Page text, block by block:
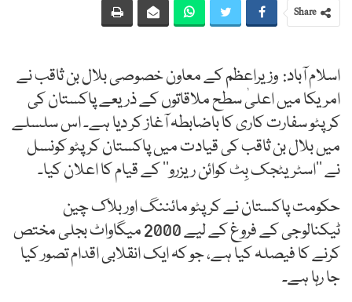
Share
اسلام آباد: وزیراعظم کے معاون خصوصی بلال بن ثاقب نے
امریکا میں اعلیٰ سطح ملاقاتوں کے ذریعے پاکستان کی
کرپٹو سفارت کاری کا باضابطہ آغاز کر دیا ہے۔ اس سلسلے
میں بلال بن ثاقب کی قیادت میں پاکستان کرپٹو کونسل
نے ’’اسٹریٹجک بِٹ کوائن ریزرو‘‘ کے قیام کا اعلان کیا۔
حکومت پاکستان نے کرپٹو مائننگ اور بلاک چین
ٹیکنالوجی کے فروغ کے لیے 2000 میگاواٹ بجلی مختص
کرنے کا فیصلہ کیا ہے، جو کہ ایک انقلابی اقدام تصور کیا
جا رہا ہے۔